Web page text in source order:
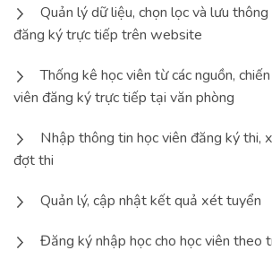
Quản lý dữ liệu, chọn lọc và lưu
đăng ký trực tiếp trên website
Thống kê học viên từ các nguồn,
viên đăng ký trực tiếp tại văn phòng
Nhập thông tin học viên đăng ký thi,
đợt thi
Quản lý, cập nhật kết quả xét tuyển
Đăng ký nhập học cho học viên theo